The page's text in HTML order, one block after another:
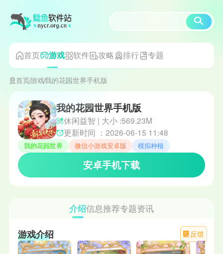
首页 游戏 软件 攻略 排行 专题
首页游戏我的花园世界手机版
我的花园世界手机版
休闲益智 | 大小 :569.23M
更新时间 ：2026-06-15 11:48
我的花园世界 微信小游戏安卓版 模拟种植
安卓手机下载
介绍信息推荐专题资讯
反馈
游戏介绍